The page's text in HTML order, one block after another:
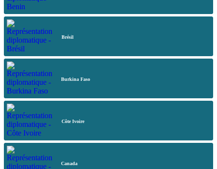
Brésil
Burkina Faso
Côte Ivoire
Canada